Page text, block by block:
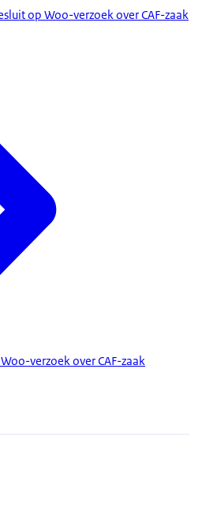
op Woo-verzoek over CAF-zaak
verzoek over CAF-zaak